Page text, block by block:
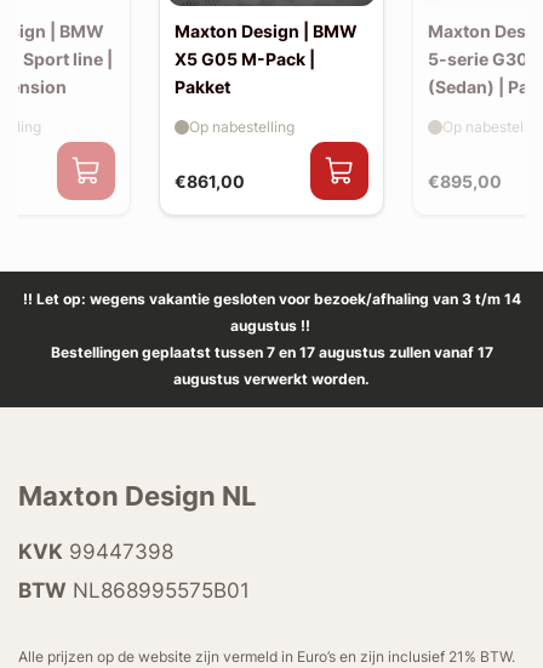
| BMW
Sport line |
Maxton Design | BMW
X5 G05 M-Pack |
Pakket
€861,00
Op nabestelling
Maxton
5-serie G30
(Sedan) |
€895,00
Op
!! Let op: wegens vakantie gesloten voor bezoek/afhaling van 3 t/m 14
augustus !!
Bestellingen geplaatst tussen 7 en 17 augustus zullen vanaf 17
augustus verwerkt worden.
Maxton Design NL
KVK 99447398
BTW NL868995575B01
Alle prijzen op de website zijn vermeld in Euro’s en zijn inclusief 21% BTW.